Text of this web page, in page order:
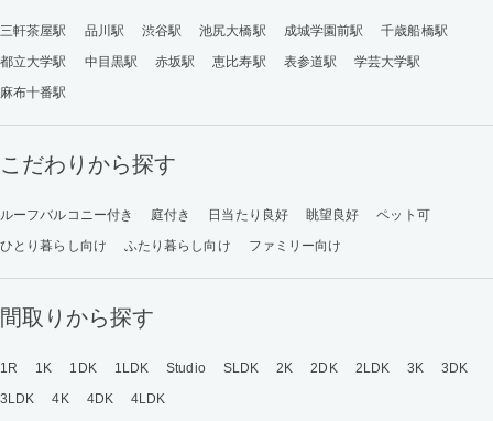
三軒茶屋駅 品川駅 渋谷駅 池尻大橋駅 成城学園前駅
千歳船橋駅
都立大学駅
中目黒駅 赤坂駅 恵比寿駅 表参道駅
学芸大学駅
麻布十番駅
こだわりから探す
ルーフバルコニー付き 庭付き 日当たり良好 眺望良好
ペット可
ひとり暮らし向け
ふたり暮らし向け ファミリー向け
間取りから探す
1R 1K 1DK 1LDK Studio SLDK 2K 2DK 2LDK 3K
3DK
3LDK
4K 4DK 4LDK